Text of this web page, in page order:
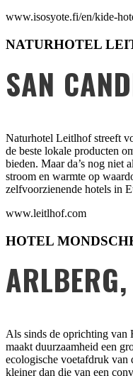
www.isosyote.fi/en/kide-
NATURHOTEL
SAN
Naturhotel Leitlhof streeft
de beste lokale producten
bieden. Maar da’s nog niet
stroom en warmte op
zelfvoorzienende hotels in
www.leitlhof.com
HOTEL
Als sinds de oprichting van
maakt duurzaamheid een
ecologische voetafdruk van
kleiner dan die van een